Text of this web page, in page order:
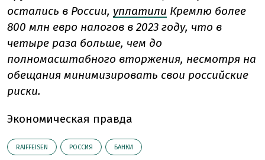
остались в России, уплатили Кремлю более
800 млн евро налогов в 2023 году, что в
четыре раза больше, чем до
полномасштабного вторжения, несмотря на
обещания минимизировать свои российские
риски.
Экономическая правда
RAIFFEISEN РОССИЯ БАНКИ